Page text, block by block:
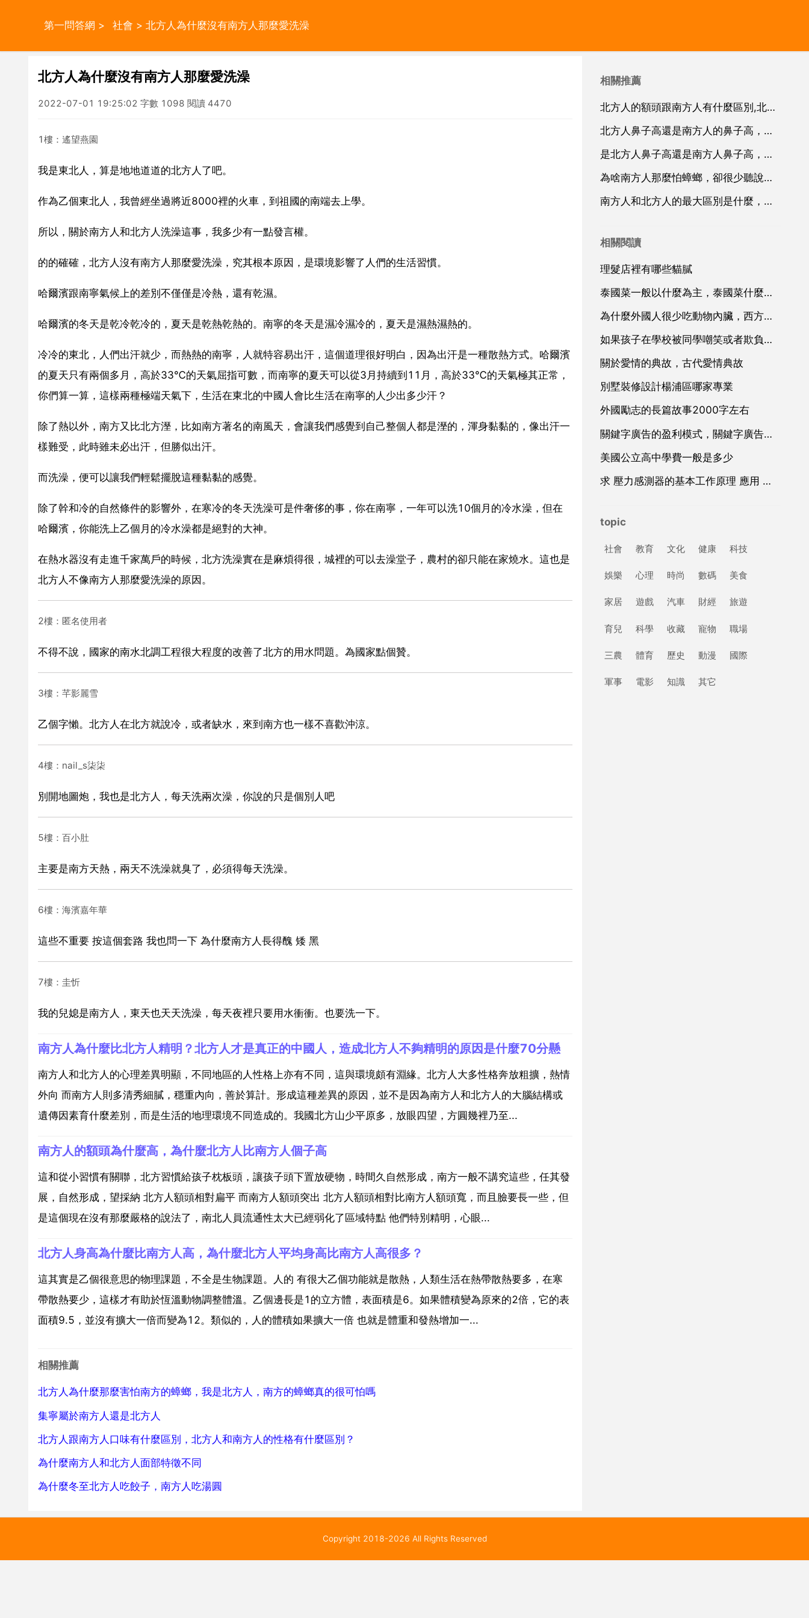
第一問答網 > 社會 > 北方人為什麼沒有南方人那麼愛洗澡
北方人為什麼沒有南方人那麼愛洗澡
2022-07-01 19:25:02 字數 1098 閱讀 4470
1樓：遙望燕園
我是東北人，算是地地道道的北方人了吧。
作為乙個東北人，我曾經坐過將近8000裡的火車，到祖國的南端去上學。
所以，關於南方人和北方人洗澡這事，我多少有一點發言權。
的的確確，北方人沒有南方人那麼愛洗澡，究其根本原因，是環境影響了人們的生活習慣。
哈爾濱跟南寧氣候上的差別不僅僅是冷熱，還有乾濕。
哈爾濱的冬天是乾冷乾冷的，夏天是乾熱乾熱的。南寧的冬天是濕冷濕冷的，夏天是濕熱濕熱的。
冷冷的東北，人們出汗就少，而熱熱的南寧，人就特容易出汗，這個道理很好明白，因為出汗是一種散熱方式。哈爾濱
的夏天只有兩個多月，高於33℃的天氣屈指可數，而南寧的夏天可以從3月持續到11月，高於33℃的天氣極其正常，
你們算一算，這樣兩種極端天氣下，生活在東北的中國人會比生活在南寧的人少出多少汗？
除了熱以外，南方又比北方溼，比如南方著名的南風天，會讓我們感覺到自己整個人都是溼的，渾身黏黏的，像出汗一
樣難受，此時雖未必出汗，但勝似出汗。
而洗澡，便可以讓我們輕鬆擺脫這種黏黏的感覺。
除了幹和冷的自然條件的影響外，在寒冷的冬天洗澡可是件奢侈的事，你在南寧，一年可以洗10個月的冷水澡，但在
哈爾濱，你能洗上乙個月的冷水澡都是絕對的大神。
在熱水器沒有走進千家萬戶的時候，北方洗澡實在是麻煩得很，城裡的可以去澡堂子，農村的卻只能在家燒水。這也是
北方人不像南方人那麼愛洗澡的原因。
2樓：匿名使用者
不得不說，國家的南水北調工程很大程度的改善了北方的用水問題。為國家點個贊。
3樓：芊影麗雪
乙個字懶。北方人在北方就說冷，或者缺水，來到南方也一樣不喜歡沖涼。
4樓：nail_s柒柒
別開地圖炮，我也是北方人，每天洗兩次澡，你說的只是個別人吧
5樓：百小肚
主要是南方天熱，兩天不洗澡就臭了，必須得每天洗澡。
6樓：海濱嘉年華
這些不重要 按這個套路 我也問一下 為什麼南方人長得醜 矮 黑
7樓：圭忻
我的兒媳是南方人，東天也天天洗澡，每天夜裡只要用水衝衝。也要洗一下。
南方人為什麼比北方人精明？北方人才是真正的中國人，造成北方人不夠精明的原因是什麼70分懸
南方人和北方人的心理差異明顯，不同地區的人性格上亦有不同，這與環境頗有淵緣。北方人大多性格奔放粗擴，熱情
外向 而南方人則多清秀細膩，穩重內向，善於算計。形成這種差異的原因，並不是因為南方人和北方人的大腦結構或
遺傳因素育什麼差別，而是生活的地理環境不同造成的。我國北方山少平原多，放眼四望，方圓幾裡乃至...
南方人的額頭為什麼高，為什麼北方人比南方人個子高
這和從小習慣有關聯，北方習慣給孩子枕板頭，讓孩子頭下置放硬物，時間久自然形成，南方一般不講究這些，任其發
展，自然形成，望採納 北方人額頭相對扁平 而南方人額頭突出 北方人額頭相對比南方人額頭寬，而且臉要長一些，但
是這個現在沒有那麼嚴格的說法了，南北人員流通性太大已經弱化了區域特點 他們特別精明，心眼...
北方人身高為什麼比南方人高，為什麼北方人平均身高比南方人高很多？
這其實是乙個很意思的物理課題，不全是生物課題。人的 有很大乙個功能就是散熱，人類生活在熱帶散熱要多，在寒
帶散熱要少，這樣才有助於恆溫動物調整體溫。乙個邊長是1的立方體，表面積是6。如果體積變為原來的2倍，它的表
面積9.5，並沒有擴大一倍而變為12。類似的，人的體積如果擴大一倍 也就是體重和發熱增加一...
相關推薦
北方人為什麼那麼害怕南方的蟑螂，我是北方人，南方的蟑螂真的很可怕嗎
集寧屬於南方人還是北方人
北方人跟南方人口味有什麼區別，北方人和南方人的性格有什麼區別？
為什麼南方人和北方人面部特徵不同
為什麼冬至北方人吃餃子，南方人吃湯圓
相關推薦
北方人的額頭跟南方人有什麼區別,北方人和南方人在相貌上有什麼區別
北方人鼻子高還是南方人的鼻子高，是北方人鼻子高還是南方人鼻子高？
是北方人鼻子高還是南方人鼻子高，為什麼北方人比南方人高
為啥南方人那麼怕蟑螂，卻很少聽說北方人怕
南方人和北方人的最大區別是什麼，北方人和南方人的性格有什麼區別？
相關閱讀
理髮店裡有哪些貓膩
泰國菜一般以什麼為主，泰國菜什麼最好吃
為什麼外國人很少吃動物內臟，西方人為何不吃動物內臟
如果孩子在學校被同學嘲笑或者欺負，你會怎麼幫助孩子
關於愛情的典故，古代愛情典故
別墅裝修設計楊浦區哪家專業
外國勵志的長篇故事2000字左右
關鍵字廣告的盈利模式，關鍵字廣告廣告
美國公立高中學費一般是多少
求 壓力感測器的基本工作原理 應用 和設計 方面的資料
topic
社會 教育 文化 健康 科技
娛樂 心理 時尚 數碼 美食
家居 遊戲 汽車 財經 旅遊
育兒 科學 收藏 寵物 職場
三農 體育 歷史 動漫 國際
軍事 電影 知識 其它
Copyright 2018-2026 All Rights Reserved